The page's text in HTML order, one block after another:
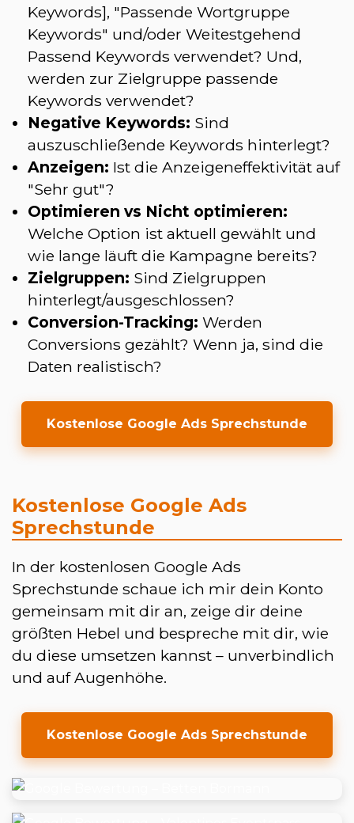
Keywords], "Passende Wortgruppe
Keywords" und/oder Weitestgehend
Passend Keywords verwendet? Und,
werden zur Zielgruppe passende
Keywords verwendet?
Negative Keywords: Sind
auszuschließende Keywords hinterlegt?
Anzeigen: Ist die Anzeigeneffektivität auf
"Sehr gut"?
Optimieren vs Nicht optimieren:
Welche Option ist aktuell gewählt und
wie lange läuft die Kampagne bereits?
Zielgruppen: Sind Zielgruppen
hinterlegt/ausgeschlossen?
Conversion-Tracking: Werden
Conversions gezählt? Wenn ja, sind die
Daten realistisch?
Kostenlose Google Ads Sprechstunde
Kostenlose Google Ads
Sprechstunde
In der kostenlosen Google Ads
Sprechstunde schaue ich mir dein Konto
gemeinsam mit dir an, zeige dir deine
größten Hebel und bespreche mit dir, wie
du diese umsetzen kannst – unverbindlich
und auf Augenhöhe.
Kostenlose Google Ads Sprechstunde